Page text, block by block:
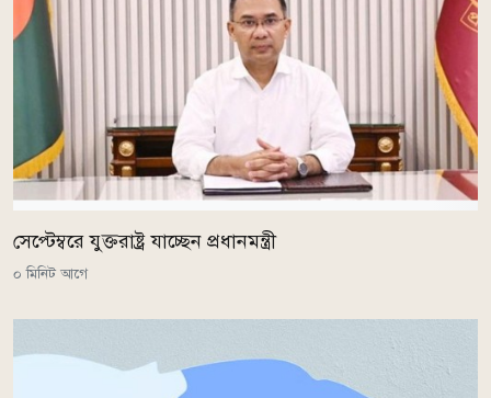
সেপ্টেম্বরে যুক্তরাষ্ট্র যাচ্ছেন প্রধানমন্ত্রী
০ মিনিট আগে